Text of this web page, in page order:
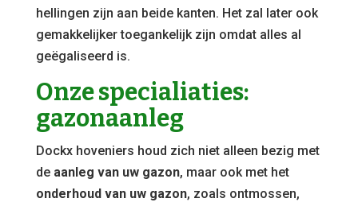
hellingen zijn aan beide kanten. Het zal later ook
gemakkelijker toegankelijk zijn omdat alles al
geëgaliseerd is.
Onze specialiaties:
gazonaanleg
Dockx hoveniers houd zich niet alleen bezig met
de aanleg van uw gazon, maar ook met het
onderhoud van uw gazon, zoals ontmossen,